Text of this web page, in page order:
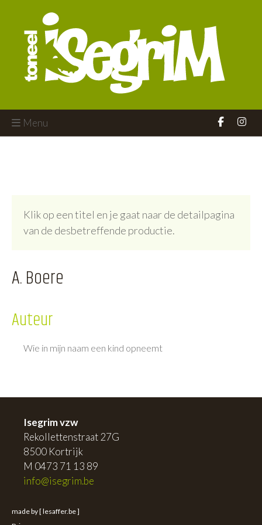
Menu
Klik op een titel en je gaat naar de detailpagina
van de desbetreffende productie.
A. Boere
Auteur
Wie in mijn naam een kind opneemt
Isegrim vzw
Rekollettenstraat 27G
8500 Kortrijk
M 0473 71 13 89
info@isegrim.be
made by [ lesaffer.be ]